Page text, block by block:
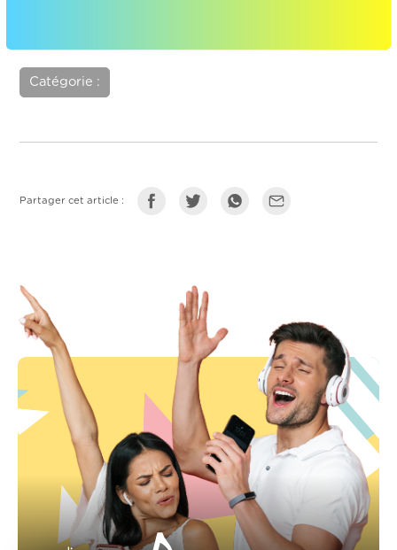
Catégorie :
Partager cet article :